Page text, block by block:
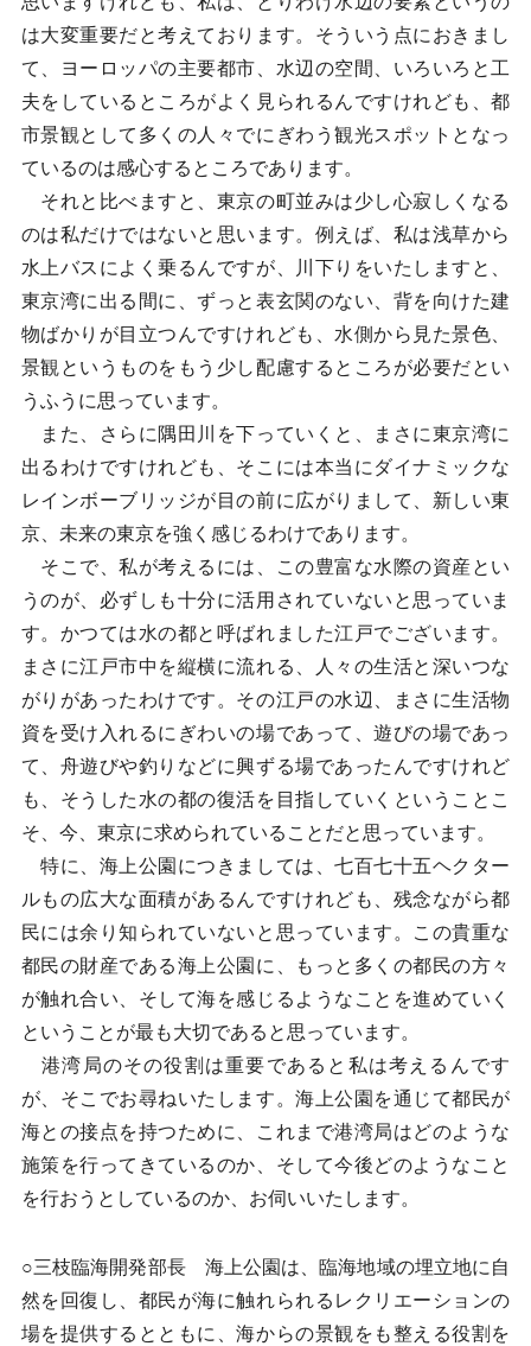
は大変重要だと考えております。そういう点におきまし
て、ヨーロッパの主要都市、水辺の空間、いろいろと工
夫をしているところがよく見られるんですけれども、都
市景観として多くの人々でにぎわう観光スポットとなっ
ているのは感心するところであります。
それと比べますと、東京の町並みは少し心寂しくなる
のは私だけではないと思います。例えば、私は浅草から
水上バスによく乗るんですが、川下りをいたしますと、
東京湾に出る間に、ずっと表玄関のない、背を向けた建
物ばかりが目立つんですけれども、水側から見た景色、
景観というものをもう少し配慮するところが必要だとい
うふうに思っています。
また、さらに隅田川を下っていくと、まさに東京湾に
出るわけですけれども、そこには本当にダイナミックな
レインボーブリッジが目の前に広がりまして、新しい東
京、未来の東京を強く感じるわけであります。
そこで、私が考えるには、この豊富な水際の資産とい
うのが、必ずしも十分に活用されていないと思っていま
す。かつては水の都と呼ばれました江戸でございます。
まさに江戸市中を縦横に流れる、人々の生活と深いつな
がりがあったわけです。その江戸の水辺、まさに生活物
資を受け入れるにぎわいの場であって、遊びの場であっ
て、舟遊びや釣りなどに興ずる場であったんですけれど
も、そうした水の都の復活を目指していくということこ
そ、今、東京に求められていることだと思っています。
特に、海上公園につきましては、七百七十五ヘクター
ルもの広大な面積があるんですけれども、残念ながら都
民には余り知られていないと思っています。この貴重な
都民の財産である海上公園に、もっと多くの都民の方々
が触れ合い、そして海を感じるようなことを進めていく
ということが最も大切であると思っています。
港湾局のその役割は重要であると私は考えるんです
が、そこでお尋ねいたします。海上公園を通じて都民が
海との接点を持つために、これまで港湾局はどのような
施策を行ってきているのか、そして今後どのようなこと
を行おうとしているのか、お伺いいたします。
○三枝臨海開発部長 海上公園は、臨海地域の埋立地に自
然を回復し、都民が海に触れられるレクリエーションの
場を提供するとともに、海からの景観をも整える役割を